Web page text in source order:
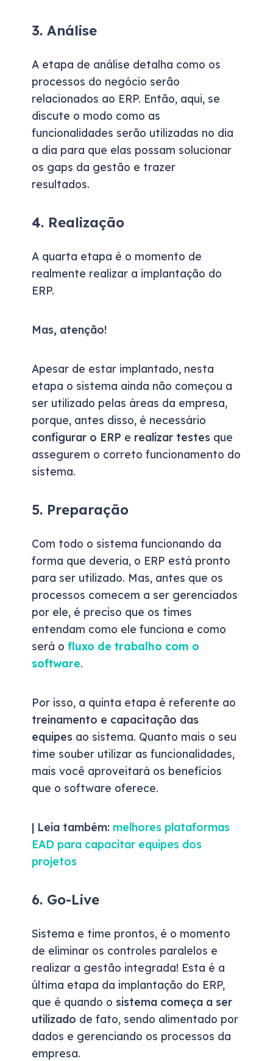
3. Análise
A etapa de análise detalha como os
processos do negócio serão
relacionados ao ERP. Então, aqui, se
discute o modo como as
funcionalidades serão utilizadas no dia
a dia para que elas possam solucionar
os gaps da gestão e trazer
resultados.
4. Realização
A quarta etapa é o momento de
realmente realizar a implantação do
ERP.
Mas, atenção!
Apesar de estar implantado, nesta
etapa o sistema ainda não começou a
ser utilizado pelas áreas da empresa,
porque, antes disso, é necessário
configurar o ERP e realizar testes que
assegurem o correto funcionamento do
sistema.
5. Preparação
Com todo o sistema funcionando da
forma que deveria, o ERP está pronto
para ser utilizado. Mas, antes que os
processos comecem a ser gerenciados
por ele, é preciso que os times
entendam como ele funciona e como
será o fluxo de trabalho com o
software.
Por isso, a quinta etapa é referente ao
treinamento e capacitação das
equipes ao sistema. Quanto mais o seu
time souber utilizar as funcionalidades,
mais você aproveitará os benefícios
que o software oferece.
| Leia também: melhores plataformas
EAD para capacitar equipes dos
projetos
6. Go-Live
Sistema e time prontos, é o momento
de eliminar os controles paralelos e
realizar a gestão integrada! Esta é a
última etapa da implantação do ERP,
que é quando o sistema começa a ser
utilizado de fato, sendo alimentado por
dados e gerenciando os processos da
empresa.